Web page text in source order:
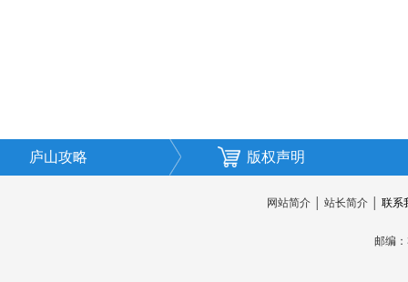
庐山攻略 版权声明
网站简介│ 站长简介│ 联系
邮编